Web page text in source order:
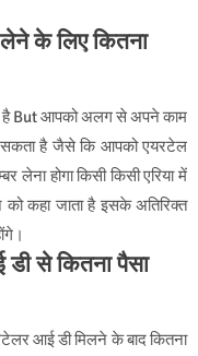
के लिए कितना
है But आपको अलग से अपने काम
है जैसे कि आपको एयरटेल
होगा किसी किसी एरिया में
को कहा जाता है इसके अतिरिक्त
से कितना पैसा
आई डी मिलने के बाद कितना